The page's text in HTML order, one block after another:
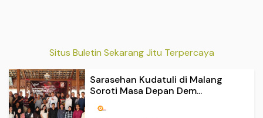
Situs Buletin Sekarang Jitu Terpercaya
Sarasehan Kudatuli di Malang
Soroti Masa Depan Dem...